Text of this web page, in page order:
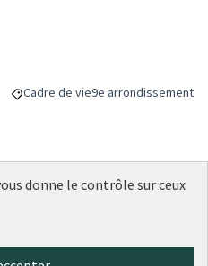
Filtrer les résultats de la
Cadre de vieFiltrer les résultats
9e arrondissement
donne le contrôle sur ceux